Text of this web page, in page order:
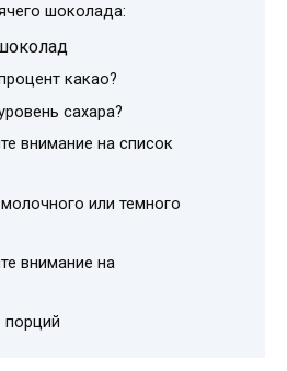
шоколада:
какао?
сахара?
внимание на список
или темного
внимание на
порций